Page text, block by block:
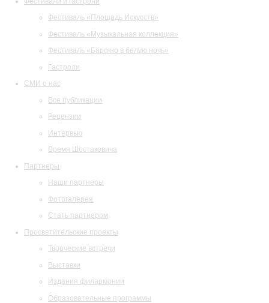
Фестиваль «Площадь Искусств»
Фестиваль «Музыкальная коллекция»
Фестиваль «Барокко в белую ночь»
Гастроли
СМИ о нас
Все публикации
Рецензии
Интервью
Время Шостаковича
Партнеры
Наши партнеры
Фотогалерея
Стать партнером
Просветительские проекты
Творческие встречи
Выставки
Издания филармонии
Образовательные программы